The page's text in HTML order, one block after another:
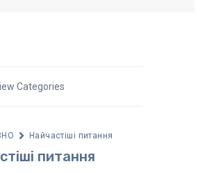
Categories
Найчастіші питання
питання